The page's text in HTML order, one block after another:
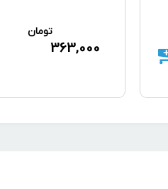
363,000
تومان